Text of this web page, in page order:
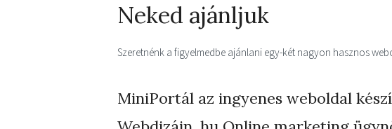
Neked ajánljuk
Szeretnénk a figyelmedbe ajánlani egy-két nagyon hasznos
MiniPortál az ingyenes weboldal